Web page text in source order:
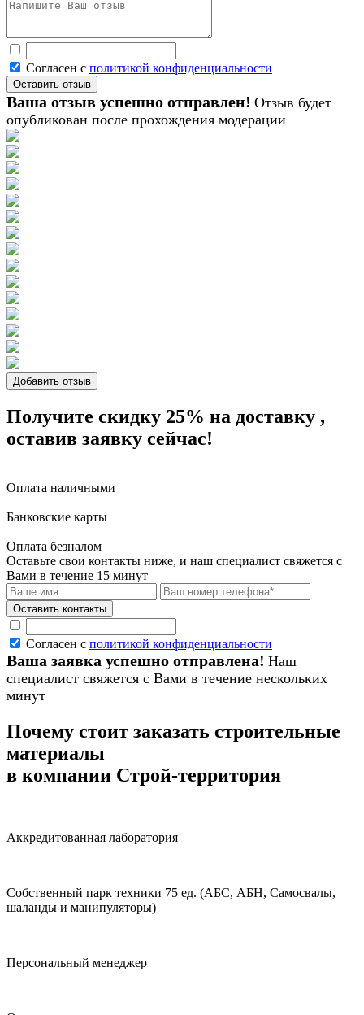
Согласен с политикой конфиденциальности
Ваша отзыв успешно отправлен! Отзыв будет
опубликован после прохождения модерации
Добавить отзыв
Получите скидку 25% на доставку ,
оставив заявку сейчас!
Оплата наличными
Банковские карты
Оплата безналом
Оставьте свои контакты ниже, и наш специалист свяжется с
Вами в течение 15 минут
Согласен с политикой конфиденциальности
Ваша заявка успешно отправлена! Наш
специалист свяжется с Вами в течение нескольких
минут
Почему стоит заказать строительные
материалы
в компании Строй-территория
Аккредитованная лаборатория
Собственный парк техники 75 ед. (АБС, АБН, Самосвалы,
шаланды и манипуляторы)
Персональный менеджер